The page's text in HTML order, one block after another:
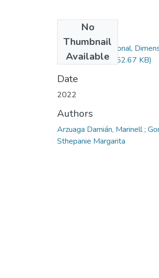
No
Thumbnail
Available
Cultura Organizacional,
Importancia.pdf(552.67 KB)
Date
2022
Authors
Arzuaga Damián, Marinell ;
Sthepanie Margarita